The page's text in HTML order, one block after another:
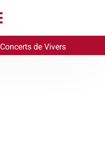
Concerts de Vivers